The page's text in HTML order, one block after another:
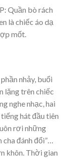
Quần bò rách
là chiếc áo dạ
mốt.
nhảy, buổi
lặng trên chiếc
nghe nhạc, hai
hát đầu tiên
rơi những
đánh đổi”…
khôn. Thời gian